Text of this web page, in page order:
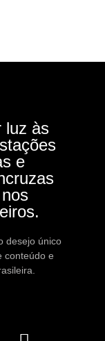
luz às
e
desejo único
conteúdo e